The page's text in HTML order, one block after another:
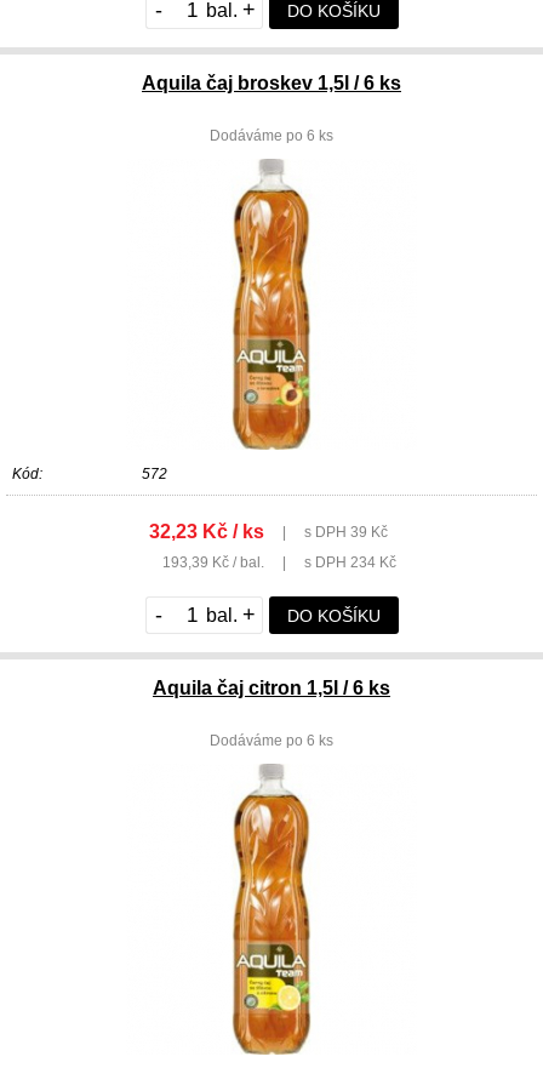
- + DO KOŠÍKU
Aquila čaj broskev 1,5l / 6 ks
Dodáváme po 6 ks
Kód: 572
32,23 Kč / ks
s DPH 39 Kč
193,39 Kč / bal.
s DPH 234 Kč
- + DO KOŠÍKU
Aquila čaj citron 1,5l / 6 ks
Dodáváme po 6 ks